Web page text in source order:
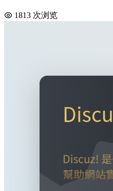
1813 次浏览